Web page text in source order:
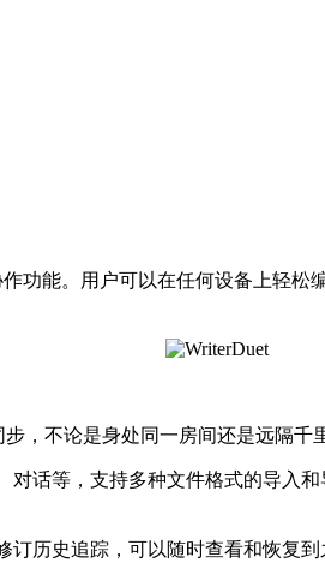
功能。用户可以在任何设备上轻
，不论是身处同一房间还是远隔千
话等，支持多种文件格式的导入
历史追踪，可以随时查看和恢复